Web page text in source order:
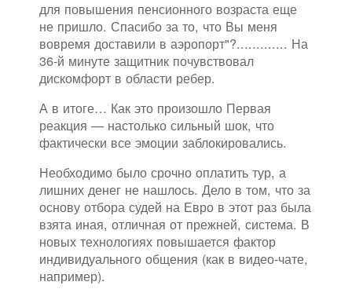
для повышения пенсионного возраста еще
не пришло. Спасибо за то, что Вы меня
вовремя доставили в аэропорт"?............. На
36-й минуте защитник почувствовал
дискомфорт в области ребер.
А в итоге… Как это произошло Первая
реакция — настолько сильный шок, что
фактически все эмоции заблокировались.
Необходимо было срочно оплатить тур, а
лишних денег не нашлось. Дело в том, что за
основу отбора судей на Евро в этот раз была
взята иная, отличная от прежней, система. В
новых технологиях повышается фактор
индивидуального общения (как в видео-чате,
например).